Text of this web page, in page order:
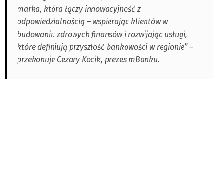
marka, która łączy innowacyjność z
odpowiedzialnością – wspierając klientów w
budowaniu zdrowych finansów i rozwijając usługi,
które definiują przyszłość bankowości w regionie” –
przekonuje Cezary Kocik, prezes mBanku.